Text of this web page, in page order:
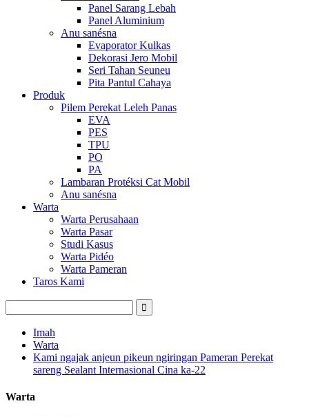
Panel Sarang Lebah
Panel Aluminium
Anu sanésna
Evaporator Kulkas
Dekorasi Jero Mobil
Seri Tahan Seuneu
Pita Pantul Cahaya
Produk
Pilem Perekat Leleh Panas
EVA
PES
TPU
PO
PA
Lambaran Protéksi Cat Mobil
Anu sanésna
Warta
Warta Perusahaan
Warta Pasar
Studi Kasus
Warta Pidéo
Warta Pameran
Taros Kami
Imah
Warta
Kami ngajak anjeun pikeun ngiringan Pameran Perekat
sareng Sealant Internasional Cina ka-22
Warta